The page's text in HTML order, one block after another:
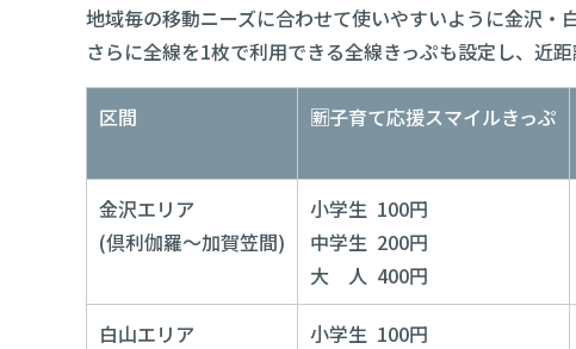
地域毎の移動ニーズに合わせて使いやすいように金沢・
さらに全線を1枚で利用できる全線きっぷも設定し、近
区間 🈟子育て応援スマイルきっぷ
金沢エリア
(倶利伽羅～加賀笠間)
小学生 100円
中学生 200円
大 人 400円
白山エリア
小学生 100円